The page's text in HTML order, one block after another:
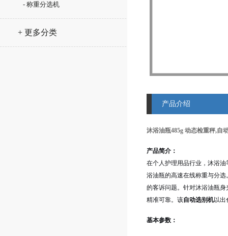
- 称重分选机
+ 更多分类
产品介绍
沐浴油瓶485g 动态检重秤,自
产品简介：
在个人护理用品行业，沐浴
浴油瓶的高速在线称重与分
的客诉问题。针对沐浴油瓶
精准可靠。该自动选别机以出
基本参数：